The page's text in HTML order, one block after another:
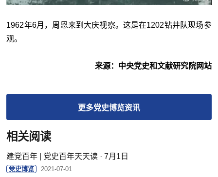
1962年6月，周恩来到大庆视察。这是在1202钻井队现场参
观。
来源：中央党史和文献研究院网站
更多党史博览资讯
相关阅读
建党百年 | 党史百年天天读 · 7月1日
党史博览 2021-07-01